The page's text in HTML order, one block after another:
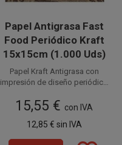
Papel Antigrasa Fast
Food Periódico Kraft
15x15cm (1.000 Uds)
Papel Kraft Antigrasa con
impresión de diseño periódico
Este papel parafinado
alimentario de 35 g/m² es ideal
para envolver alimentos
paquetes de 1.000 unidades.
15,55 € con IVA
12,85 € sin IVA